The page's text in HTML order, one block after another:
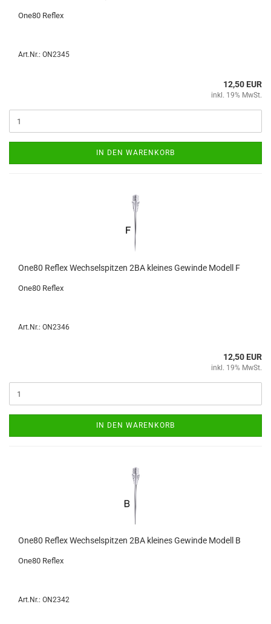
One80 Re­flex
Art.Nr.: ON2345
12,50 EUR
inkl. 19% MwSt.
IN DEN WARENKORB
One80 Re­flex Wech­sel­spit­zen 2BA klei­nes Ge­win­de Mo­dell F
One80 Re­flex
Art.Nr.: ON2346
12,50 EUR
inkl. 19% MwSt.
IN DEN WARENKORB
One80 Re­flex Wech­sel­spit­zen 2BA klei­nes Ge­win­de Mo­dell B
One80 Re­flex
Art.Nr.: ON2342